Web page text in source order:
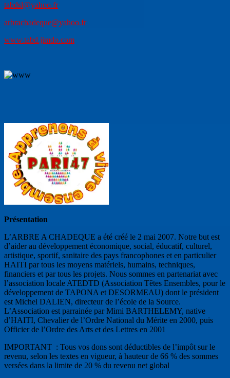
tabdsl@yahoo.fr
arbrachadeque@yahoo.fr
www.tabd.jimdo.com
Présentation
L’ARBRE A CHADEQUE a été créé le 2 mai 2007. Notre but est
d’aider au développement économique, social, éducatif, culturel,
artistique, sportif, sanitaire des pays francophones et en particulier
HAITI par tous les moyens matériels, humains, techniques,
financiers et par tous les projets. Nous sommes en partenariat avec
l’association locale ATEDTD (Association Têtes Ensembles, pour le
développement de TAPONA et DESORMEAU) dont le président
est Michel DALIEN, directeur de l’école de la Source.
L’Association est parrainée par Mimi BARTHELEMY, native
d’HAITI, Chevalier de l’Ordre National du Mérite en 2000, puis
Officier de l’Ordre des Arts et des Lettres en 2001
IMPORTANT : Tous vos dons sont déductibles de l’impôt sur le
revenu, selon les textes en vigueur, à hauteur de 66 % des sommes
versées dans la limite de 20 % du revenu net global